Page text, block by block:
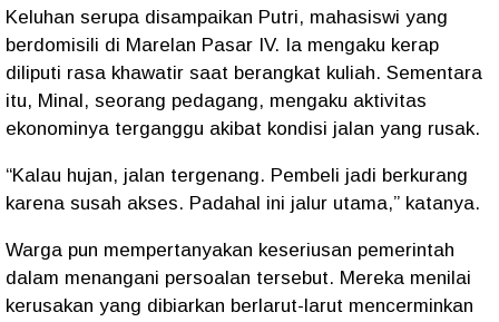
Keluhan serupa disampaikan Putri, mahasiswi yang
berdomisili di Marelan Pasar IV. Ia mengaku kerap
diliputi rasa khawatir saat berangkat kuliah. Sementara
itu, Minal, seorang pedagang, mengaku aktivitas
ekonominya terganggu akibat kondisi jalan yang rusak.
“Kalau hujan, jalan tergenang. Pembeli jadi berkurang
karena susah akses. Padahal ini jalur utama,” katanya.
Warga pun mempertanyakan keseriusan pemerintah
dalam menangani persoalan tersebut. Mereka menilai
kerusakan yang dibiarkan berlarut-larut mencerminkan